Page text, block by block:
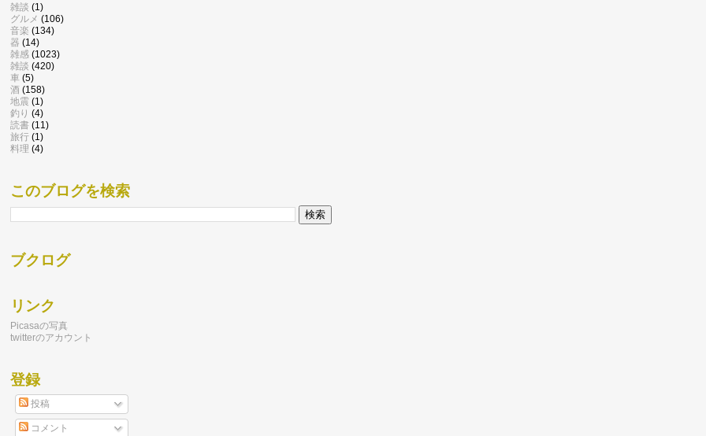
雑談 (1)
グルメ (106)
音楽 (134)
器 (14)
雑感 (1023)
雑談 (420)
車 (5)
酒 (158)
地震 (1)
釣り (4)
読書 (11)
旅行 (1)
料理 (4)
このブログを検索
ブクログ
リンク
Picasaの写真
twitterのアカウント
登録
投稿
コメント